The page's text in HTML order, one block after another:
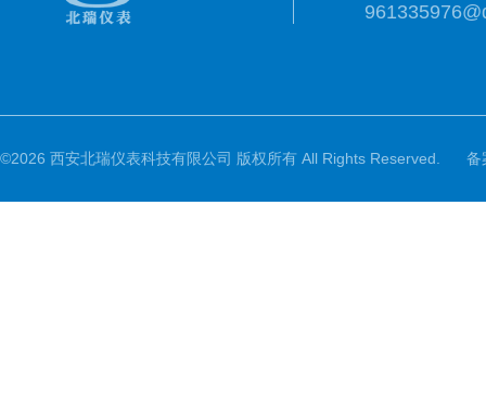
©2026 西安北瑞仪表科技有限公司 版权所有 All Rights Reserved. 备